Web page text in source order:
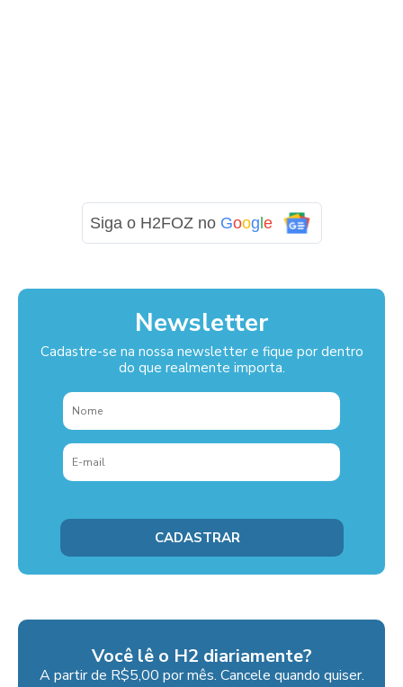
Siga o H2FOZ no Google
Newsletter
Cadastre-se na nossa newsletter e fique por dentro
do que realmente importa.
Você lê o H2 diariamente?
A partir de R$5,00 por mês. Cancele quando quiser.